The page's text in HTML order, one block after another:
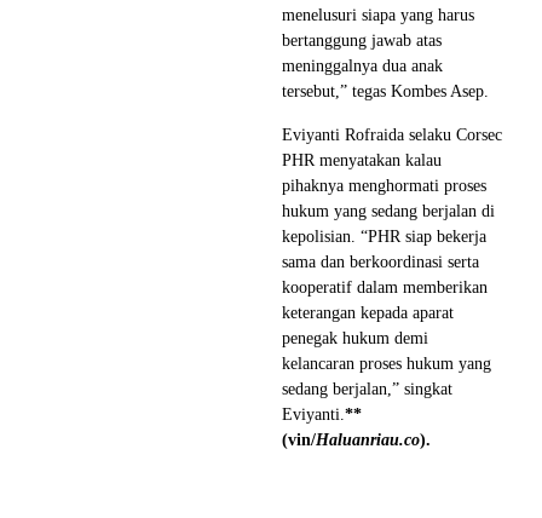
menelusuri siapa yang harus
bertanggung jawab atas
meninggalnya dua anak
tersebut,” tegas Kombes Asep.
Eviyanti Rofraida selaku Corsec
PHR menyatakan kalau
pihaknya menghormati proses
hukum yang sedang berjalan di
kepolisian. “PHR siap bekerja
sama dan berkoordinasi serta
kooperatif dalam memberikan
keterangan kepada aparat
penegak hukum demi
kelancaran proses hukum yang
sedang berjalan,” singkat
Eviyanti. **
(vin/Haluanriau.co).